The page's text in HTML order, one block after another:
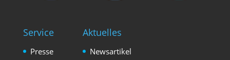
Service
Presse
Aktuelles
Newsartikel